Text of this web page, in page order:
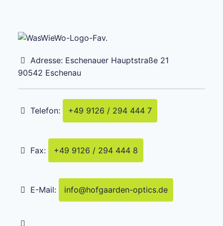
Adresse: Eschenauer Hauptstraße 21
90542 Eschenau
Telefon: +49 9126 / 294 444 7
Fax: +49 9126 / 294 444 8
E-Mail: info@hofgaarden-optics.de